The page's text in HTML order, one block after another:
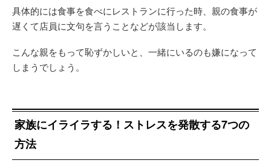
具体的には食事を食べにレストランに行った時、親の食事が
遅くて店員に文句を言うことなどが該当します。
こんな親をもって恥ずかしいと、一緒にいるのも嫌になって
しまうでしょう。
家族にイライラする！ストレスを発散する7つの
方法